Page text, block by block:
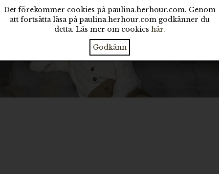
Det förekommer cookies på paulina.herhour.com. Genom
att fortsätta läsa på paulina.herhour.com godkänner du
detta. Läs mer om cookies här.
Godkänn